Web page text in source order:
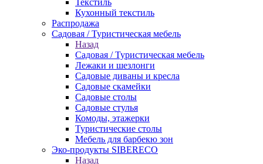
Текстиль
Кухонный текстиль
Распродажа
Садовая / Туристическая мебель
Назад
Садовая / Туристическая мебель
Лежаки и шезлонги
Садовые диваны и кресла
Садовые скамейки
Садовые столы
Садовые стулья
Комоды, этажерки
Туристические столы
Мебель для барбекю зон
Эко-продукты SIBERECO
Назад